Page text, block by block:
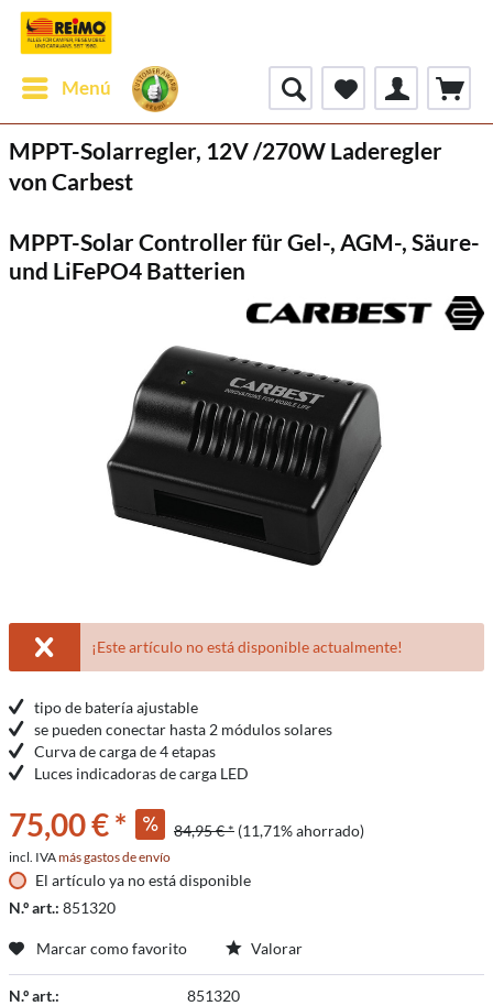
Menú
MPPT-Solarregler, 12V /270W Laderegler
von Carbest
MPPT-Solar Controller für Gel-, AGM-, Säure-
und LiFePO4 Batterien
¡Este artículo no está disponible actualmente!
tipo de batería ajustable
se pueden conectar hasta 2 módulos solares
Curva de carga de 4 etapas
Luces indicadoras de carga LED
75,00 € * 84,95 € * (11,71% ahorrado)
incl. IVAmás gastos de envío
El artículo ya no está disponible
N.º art.: 851320
Marcar como favorito Valorar
N.º art.: 851320